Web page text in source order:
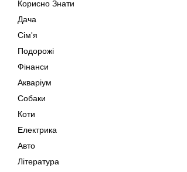
Корисно Знати
Дача
Сім'я
Подорожі
Фінанси
Акваріум
Собаки
Коти
Електрика
Авто
Література